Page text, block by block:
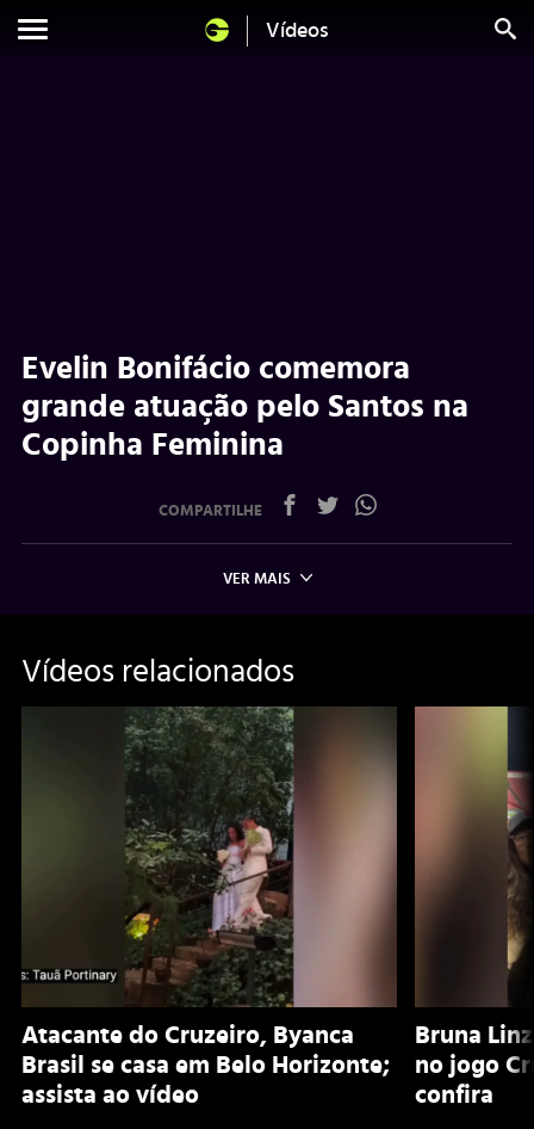
Vídeos
Evelin Bonifácio comemora
grande atuação pelo Santos na
Copinha Feminina
COMPARTILHE
VER MAIS
Vídeos relacionados
Atacante do Cruzeiro, Byanca
Brasil se casa em Belo Horizonte;
assista ao vídeo
Bruna
no jogo
confira